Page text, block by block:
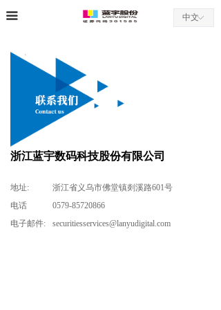
끀 ꀅ
中文
浙江蓝宇数码科技股份有限公司
地址:
浙江省义乌市佛堂镇剡溪路601号
电话
0579-85720866
电子邮件:
securitiesservices@lanyudigital.com